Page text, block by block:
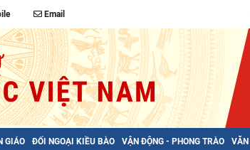
Email
GIÁO ĐỐI NGOẠI KIỀU BÀO VẬN ĐỘNG - PHONG TRÀO VĂN